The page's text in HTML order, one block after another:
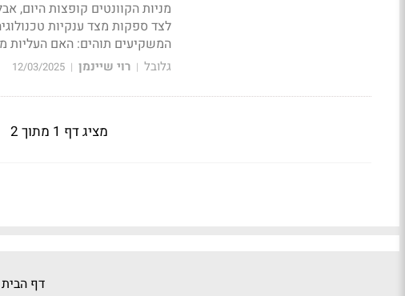
לצד ספקות מצד ענקיות
המשקיעים תוהים: האם העליות
גלובל | רוי שיינמן |
12/03/2025
מציג דף 1 מתוך 2
דף הבית